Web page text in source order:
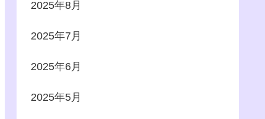
2025年8月
2025年7月
2025年6月
2025年5月